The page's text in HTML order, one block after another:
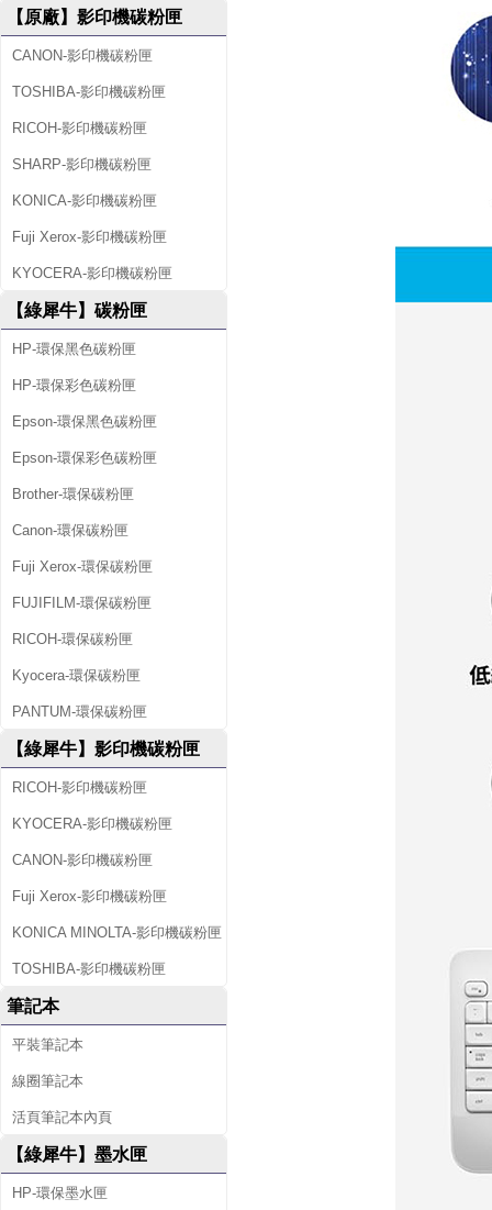
【原廠】影印機碳粉匣
CANON-影印機碳粉匣
TOSHIBA-影印機碳粉匣
RICOH-影印機碳粉匣
SHARP-影印機碳粉匣
KONICA-影印機碳粉匣
Fuji Xerox-影印機碳粉匣
KYOCERA-影印機碳粉匣
【綠犀牛】碳粉匣
HP-環保黑色碳粉匣
HP-環保彩色碳粉匣
Epson-環保黑色碳粉匣
Epson-環保彩色碳粉匣
Brother-環保碳粉匣
Canon-環保碳粉匣
Fuji Xerox-環保碳粉匣
FUJIFILM-環保碳粉匣
RICOH-環保碳粉匣
Kyocera-環保碳粉匣
PANTUM-環保碳粉匣
【綠犀牛】影印機碳粉匣
RICOH-影印機碳粉匣
KYOCERA-影印機碳粉匣
CANON-影印機碳粉匣
Fuji Xerox-影印機碳粉匣
KONICA MINOLTA-影印機碳粉匣
TOSHIBA-影印機碳粉匣
筆記本
平裝筆記本
線圈筆記本
活頁筆記本內頁
【綠犀牛】墨水匣
HP-環保墨水匣